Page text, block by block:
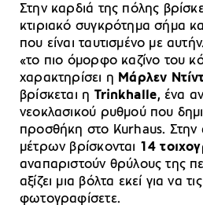
Στην καρδιά της πόλης
κτιριακό συγκρότημα σήμα
που είναι ταυτισμένο με
«το πιο όμορφο καζίνο του
χαρακτηρίσει η Μάρλεν
βρίσκεται η Trinkhalle, ένα
νεοκλασικού ρυθμού που
προσθήκη στο Kurhaus. Στην
μέτρων βρίσκονται 14
αναπαριστούν θρύλους της
αξίζει μια βόλτα εκεί για να
φωτογραφίσετε.